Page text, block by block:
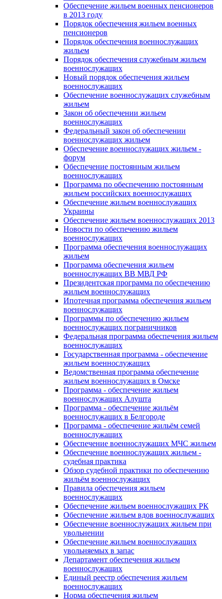
Обеспечение жильем военных пенсионеров
в 2013 году
Порядок обеспечения жильем военных
пенсионеров
Порядок обеспечения военнослужащих
жильем
Порядок обеспечения служебным жильем
военнослужащих
Новый порядок обеспечения жильем
военнослужащих
Обеспечение военнослужащих служебным
жильем
Закон об обеспечении жильем
военнослужащих
Федеральный закон об обеспечении
военнослужащих жильем
Обеспечение военнослужащих жильем -
форум
Обеспечение постоянным жильем
военнослужащих
Программа по обеспечению постоянным
жильем российских военнослужащих
Обеспечение жильем военнослужащих
Украины
Обеспечение жильем военнослужащих 2013
Новости по обеспечению жильем
военнослужащих
Программа обеспечения военнослужащих
жильем
Программа обеспечения жильем
военнослужащих ВВ МВД РФ
Президентская программа по обеспечению
жильем военнослужащих
Ипотечная программа обеспечения жильем
военнослужащих
Программы по обеспечению жильем
военнослужащих пограничников
Федеральная программа обеспечения жильем
военнослужащих
Государственная программа - обеспечение
жильем военнослужащих
Ведомственная программа обеспечение
жильем военнослужащих в Омске
Программа - обеспечение жильем
военнослужащих Алушта
Программа - обеспечение жильём
военнослужащих в Белгороде
Программа - обеспечение жильём семей
военнослужащих
Обеспечение военнослужащих МЧС жильем
Обеспечение военнослужащих жильем -
судебная практика
Обзор судебной практики по обеспечению
жильём военнослужащих
Правила обеспечения жильем
военнослужащих
Обеспечение жильем военнослужащих РК
Обеспечение жильем вдов военнослужащих
Обеспечение военнослужащих жильем при
увольнении
Обеспечение жильем военнослужащих
увольняемых в запас
Департамент обеспечения жильем
военнослужащих
Единый реестр обеспечения жильем
военнослужащих
Норма обеспечения жильем